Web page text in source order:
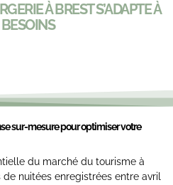
À BREST S’ADAPTE À
sur-mesure pour optimiser votre
du marché du tourisme à
nuitées enregistrées entre avril